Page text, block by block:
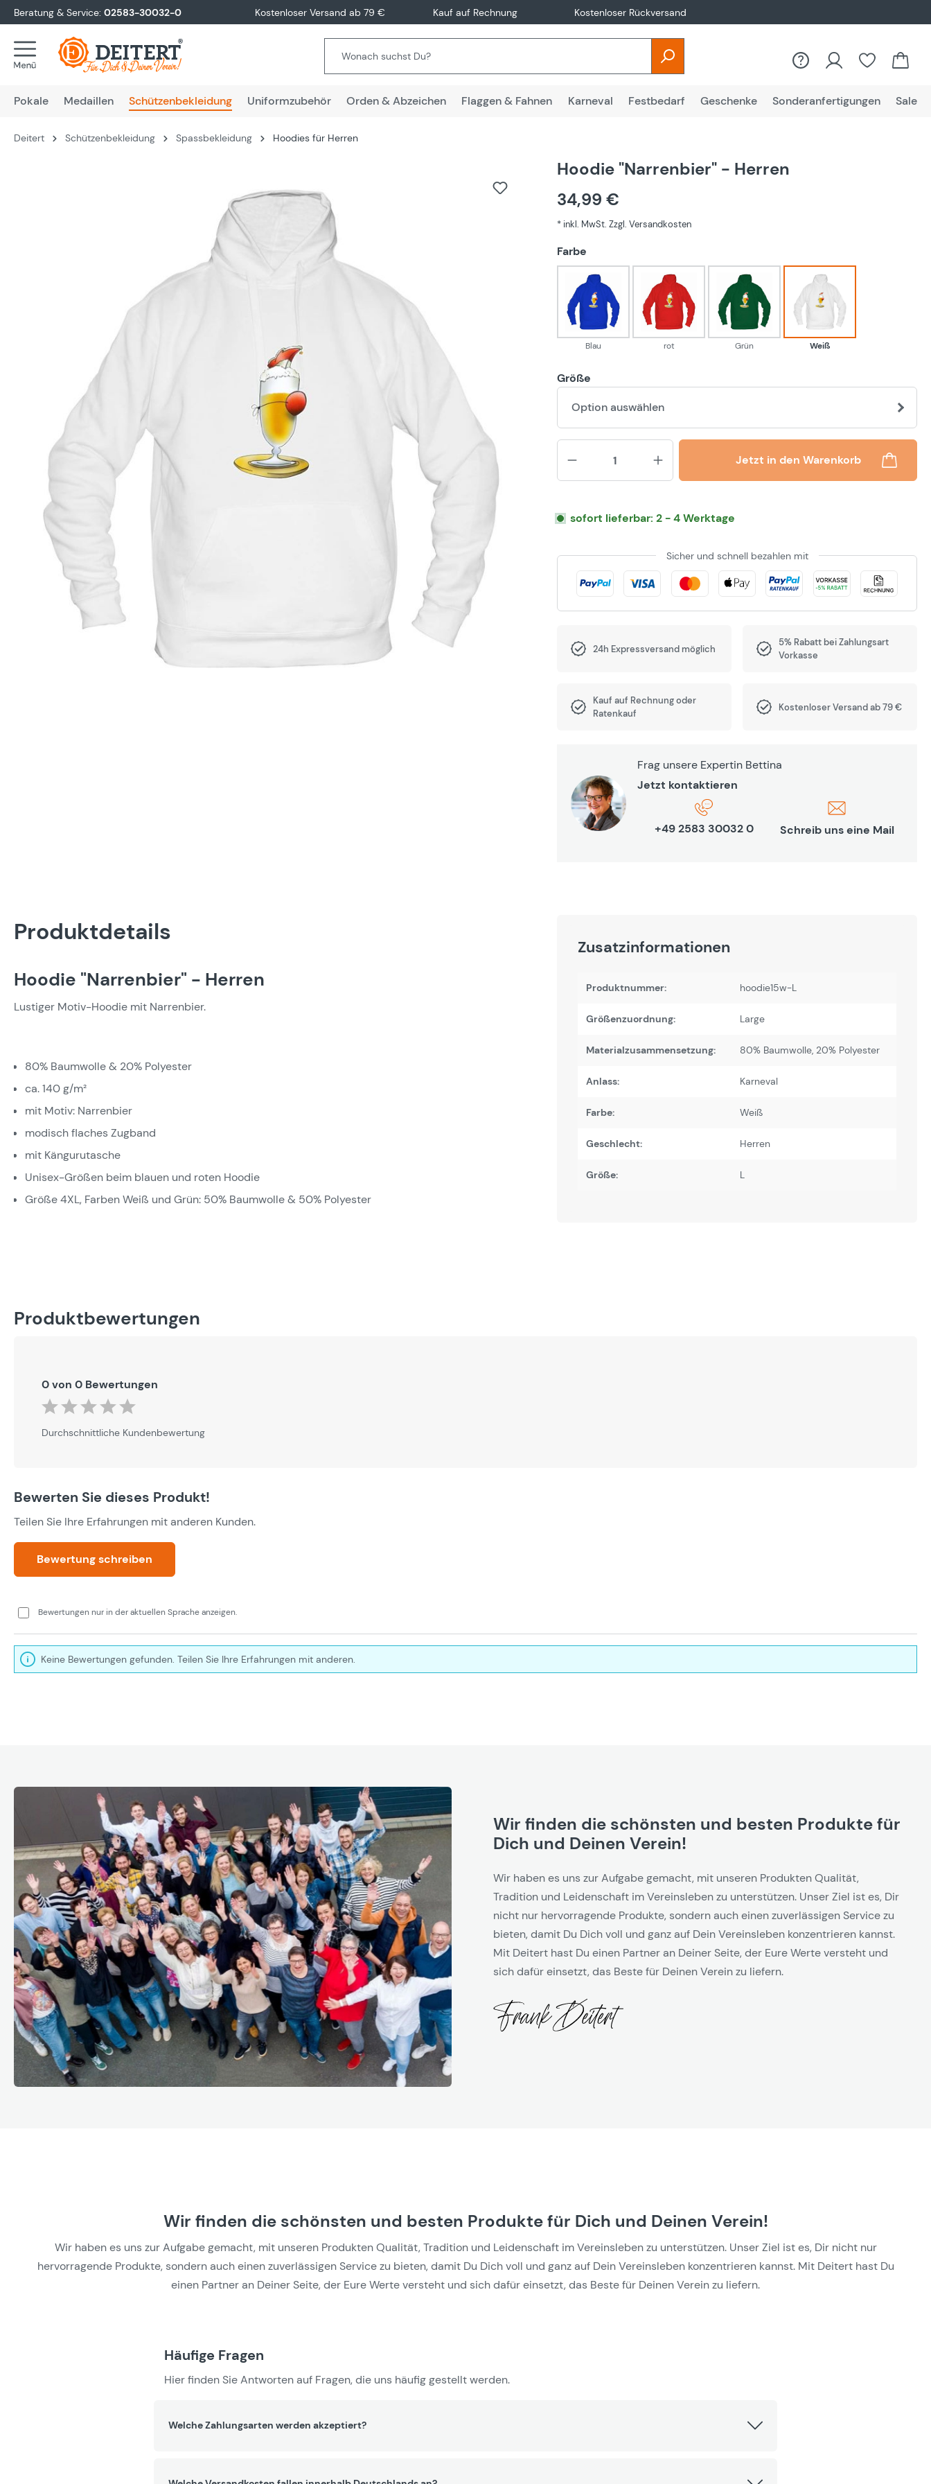
Zur Hauptnavigation springen
Beratung & Service: 02583-30032-0 Kostenloser Versand ab 79 € Kauf auf Rechnung Kostenloser Rückversand
Pokale Medaillen Schützenbekleidung Uniformzubehör Orden & Abzeichen Flaggen & Fahnen Karneval Festbedarf Geschenke Sonderanfertigungen Sale
Deitert Schützenbekleidung Spassbekleidung Hoodies für Herren
Hoodie "Narrenbier" - Herren
34,99 €
* inkl. MwSt. Zzgl. Versandkosten
Farbe
Blau
Blau
rot
rot
Grün
Grün
Weiß
Weiß
Größe
Option auswählen
Produkt Anzahl: Gib den
Jetzt in den Warenkorb
sofort lieferbar: 2 - 4 Werktage
Sicher und schnell bezahlen mit
24h Expressversand möglich
5% Rabatt bei Zahlungsart
Vorkasse
Kauf auf Rechnung oder
Ratenkauf
Kostenloser Versand ab 79 €
Frag unsere Expertin Bettina
Jetzt kontaktieren
+49 2583 30032 0 Schreib uns eine Mail
Produktdetails
Hoodie "Narrenbier" - Herren
Lustiger Motiv-Hoodie mit Narrenbier.
80% Baumwolle & 20% Polyester
ca. 140 g/m²
mit Motiv: Narrenbier
modisch flaches Zugband
mit Kängurutasche
Unisex-Größen beim blauen und roten Hoodie
Größe 4XL, Farben Weiß und Grün: 50% Baumwolle & 50% Polyester
Zusatzinformationen
Produktnummer: hoodie15w-L
Größenzuordnung: Large
Materialzusammensetzung: 80% Baumwolle, 20% Polyester
Anlass: Karneval
Farbe: Weiß
Geschlecht: Herren
Größe: L
Produktbewertungen
0 von 0 Bewertungen
Durchschnittliche Bewertung von 0 von 5 Sternen
Durchschnittliche Kundenbewertung
Bewerten Sie dieses Produkt!
Teilen Sie Ihre Erfahrungen mit anderen Kunden.
Bewertung schreiben
Bewertungen nur in der aktuellen Sprache anzeigen.
Keine Bewertungen gefunden. Teilen Sie Ihre Erfahrungen mit anderen.
Wir finden die schönsten und besten Produkte für
Dich und Deinen Verein!
Wir haben es uns zur Aufgabe gemacht, mit unseren Produkten Qualität,
Tradition und Leidenschaft im Vereinsleben zu unterstützen. Unser Ziel ist es, Dir
nicht nur hervorragende Produkte, sondern auch einen zuverlässigen Service zu
bieten, damit Du Dich voll und ganz auf Dein Vereinsleben konzentrieren kannst.
Mit Deitert hast Du einen Partner an Deiner Seite, der Eure Werte versteht und
sich dafür einsetzt, das Beste für Deinen Verein zu liefern.
Wir finden die schönsten und besten Produkte für Dich und Deinen Verein!
Wir haben es uns zur Aufgabe gemacht, mit unseren Produkten Qualität, Tradition und Leidenschaft im Vereinsleben zu unterstützen. Unser Ziel ist es, Dir nicht nur
hervorragende Produkte, sondern auch einen zuverlässigen Service zu bieten, damit Du Dich voll und ganz auf Dein Vereinsleben konzentrieren kannst. Mit Deitert hast Du
einen Partner an Deiner Seite, der Eure Werte versteht und sich dafür einsetzt, das Beste für Deinen Verein zu liefern.
Häufige Fragen
Hier finden Sie Antworten auf Fragen, die uns häufig gestellt werden.
Welche Zahlungsarten werden akzeptiert?